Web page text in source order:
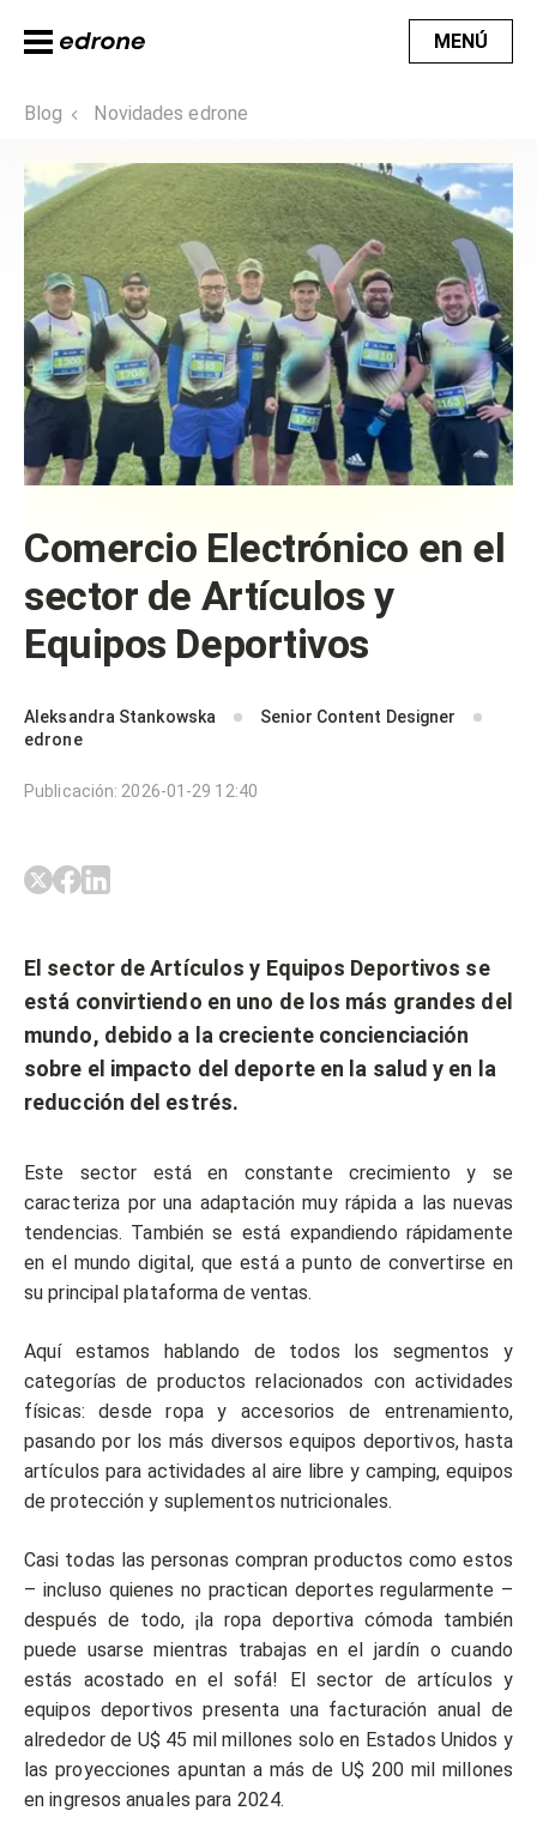
MENÚ
Blog Novidades edrone
Comercio Electrónico en el
sector de Artículos y
Equipos Deportivos
Aleksandra Stankowska
Senior Content Designer
edrone
Publicación: 2026-01-29 12:40
El sector de Artículos y Equipos Deportivos se
está convirtiendo en uno de los más grandes del
mundo, debido a la creciente concienciación
sobre el impacto del deporte en la salud y en la
reducción del estrés.
Este sector está en constante crecimiento y se
caracteriza por una adaptación muy rápida a las nuevas
tendencias. También se está expandiendo rápidamente
en el mundo digital, que está a punto de convertirse en
su principal plataforma de ventas.
Aquí estamos hablando de todos los segmentos y
categorías de productos relacionados con actividades
físicas: desde ropa y accesorios de entrenamiento,
pasando por los más diversos equipos deportivos, hasta
artículos para actividades al aire libre y camping, equipos
de protección y suplementos nutricionales.
Casi todas las personas compran productos como estos
– incluso quienes no practican deportes regularmente –
después de todo, ¡la ropa deportiva cómoda también
puede usarse mientras trabajas en el jardín o cuando
estás acostado en el sofá! El sector de artículos y
equipos deportivos presenta una facturación anual de
alrededor de U$ 45 mil millones solo en Estados Unidos y
las proyecciones apuntan a más de U$ 200 mil millones
en ingresos anuales para 2024.